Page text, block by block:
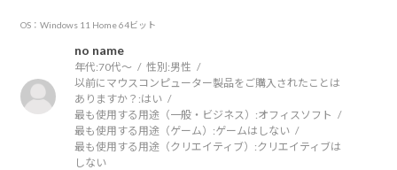
OS：Windows 11 Home 64ビット
no name
年代:70代～ 性別:男性
以前にマウスコンピューター製品をご購入されたことは
ありますか？:はい
最も使用する用途（一般・ビジネス）:オフィスソフト
最も使用する用途（ゲーム）:ゲームはしない
最も使用する用途（クリエイティブ）:クリエイティブは
しない